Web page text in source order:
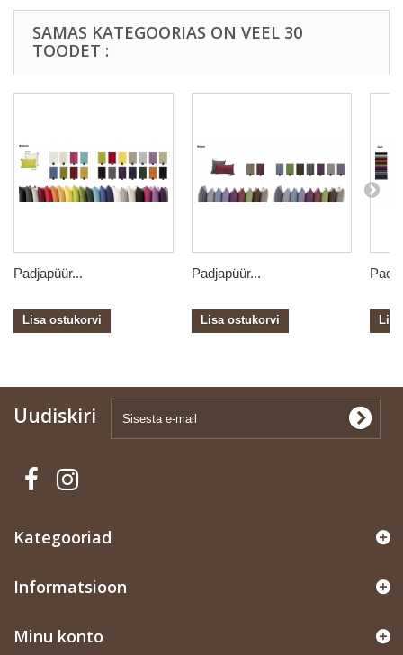
SAMAS KATEGOORIAS ON VEEL 30
TOODET :
Padjapüür...
Lisa ostukorvi
Padjapüür...
Lisa ostukorvi
Uudiskiri
Kategooriad
Informatsioon
Minu konto